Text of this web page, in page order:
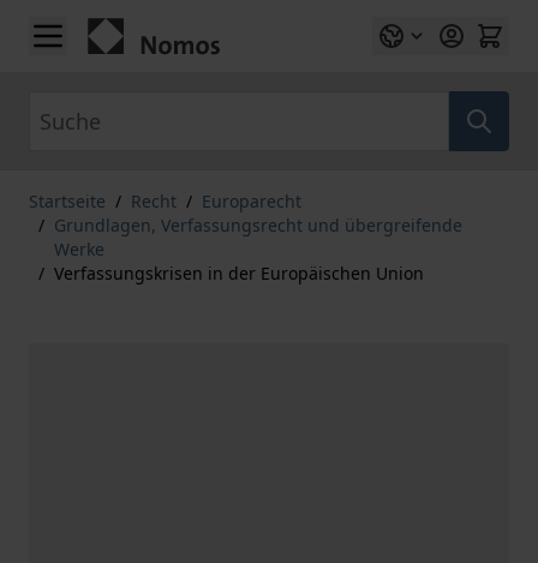
Zum Inhalt springen
Startseite / Recht / Europarecht
/ Grundlagen, Verfassungsrecht und übergreifende
Werke
/ Verfassungskrisen in der Europäischen Union